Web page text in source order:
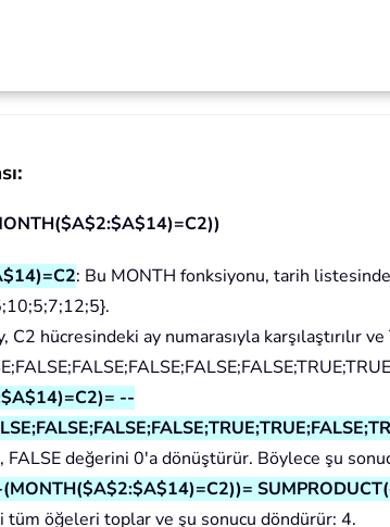
: Bu MONTH fonksiyonu, tarih
C2 hücresindeki ay numarasıyla karşılaştırılır
--
FALSE değerini 0'a dönüştürür. Böylece şu
tüm öğeleri toplar ve şu sonucu döndürür: 4.